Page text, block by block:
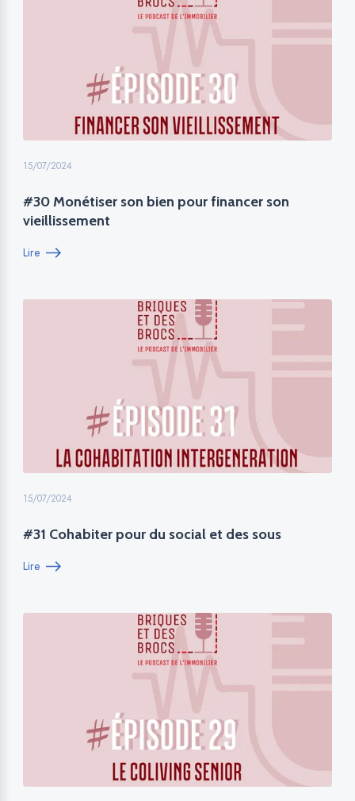
15/07/2024
#30 Monétiser son bien pour financer son
vieillissement
Lire
15/07/2024
#31 Cohabiter pour du social et des sous
Lire